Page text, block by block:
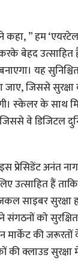
” हम ‘एयरटेल
बेहद उत्साहित
यह
जाए, जिससे
स्‍केलर के साथ
वे डिजिटल
प्रेसिडेंट अनंत
उत्साहित हैं
साइबर
को
मार्केट की
क्लाउड